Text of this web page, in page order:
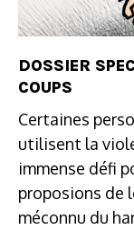
DOSSIER
COUPS
Certaines
utilisent la
immense défi
proposions de
méconnu du